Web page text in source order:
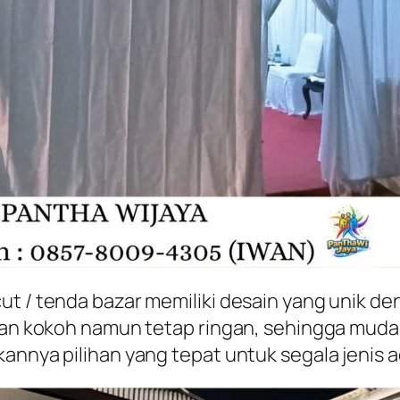
/ tenda bazar memiliki desain yang unik
kokoh namun tetap ringan, sehingga
pilihan yang tepat untuk segala jenis